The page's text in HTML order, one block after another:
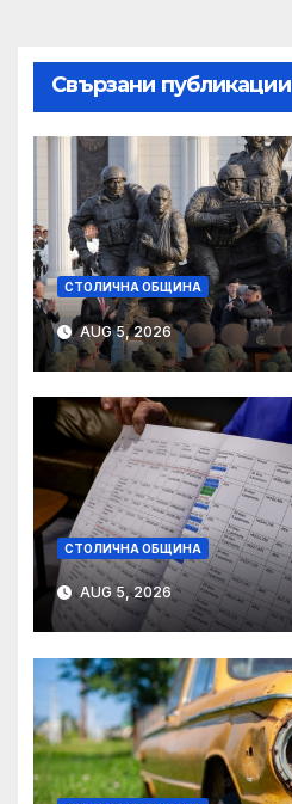
Свързани публикации
СТОЛИЧНА ОБЩИНА
AUG 5, 2026
СТОЛИЧНА ОБЩИНА
AUG 5, 2026